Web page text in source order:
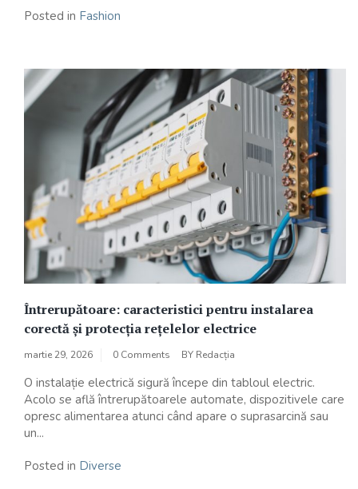
Posted in Fashion
Întrerupătoare: caracteristici pentru instalarea
corectă și protecția rețelelor electrice
martie 29, 2026 0 Comments BY Redacția
O instalație electrică sigură începe din tabloul electric.
Acolo se află întrerupătoarele automate, dispozitivele care
opresc alimentarea atunci când apare o suprasarcină sau
un...
Posted in Diverse